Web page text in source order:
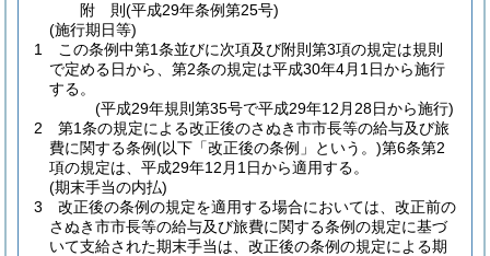
附 則(平成29年条例第25号)
(施行期日等)
1
この条例中第1条並びに次項及び附則第3項の規定は規則
で定める日から、第2条の規定は平成30年4月1日から施行
する。
(平成29年規則第35号で平成29年12月28日から施行)
2
第1条の規定による改正後のさぬき市市長等の給与及び旅
費に関する条例(以下「改正後の条例」という。)第6条第2
項の規定は、平成29年12月1日から適用する。
(期末手当の内払)
3
改正後の条例の規定を適用する場合においては、改正前の
さぬき市市長等の給与及び旅費に関する条例の規定に基づ
いて支給された期末手当は、改正後の条例の規定による期